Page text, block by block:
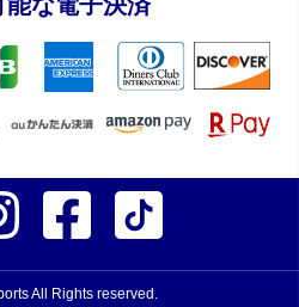
All Rights reserved.